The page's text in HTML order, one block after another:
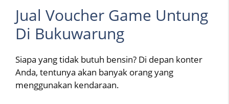
Jual Voucher Game Untung
Di Bukuwarung
Siapa yang tidak butuh bensin? Di depan konter
Anda, tentunya akan banyak orang yang
menggunakan kendaraan.